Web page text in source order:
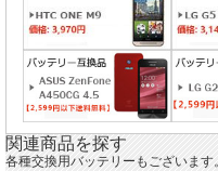
関連商品を探す
各種交換用バッテリーもございます。